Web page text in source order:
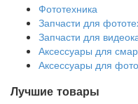
Фототехника
Запчасти для
Запчасти для
Аксессуары для
Аксессуары для
Лучшие товары